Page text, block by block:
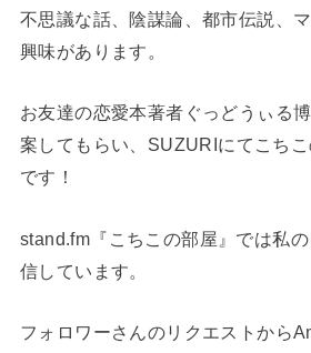
不思議な話、陰謀論、都市伝説、
興味があります。
お友達の恋愛本著者ぐっどうぃる
案してもらい、SUZURIにてこち
です！
stand.fm『こちこの部屋』では私
信しています。
フォロワーさんのリクエストから